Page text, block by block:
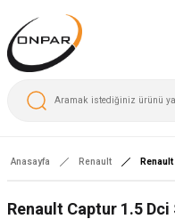
Anasayfa Renault
Renault Captur 1.5 Dci